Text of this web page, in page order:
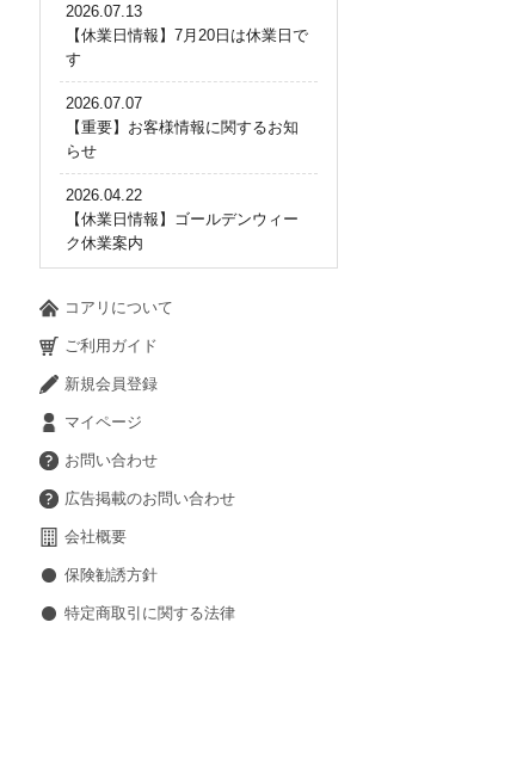
2026.07.13
【休業日情報】7月20日は休業日で
す
2026.07.07
【重要】お客様情報に関するお知
らせ
2026.04.22
【休業日情報】ゴールデンウィー
ク休業案内
コアリについて
ご利用ガイド
新規会員登録
マイページ
お問い合わせ
広告掲載のお問い合わせ
会社概要
保険勧誘方針
特定商取引に関する法律